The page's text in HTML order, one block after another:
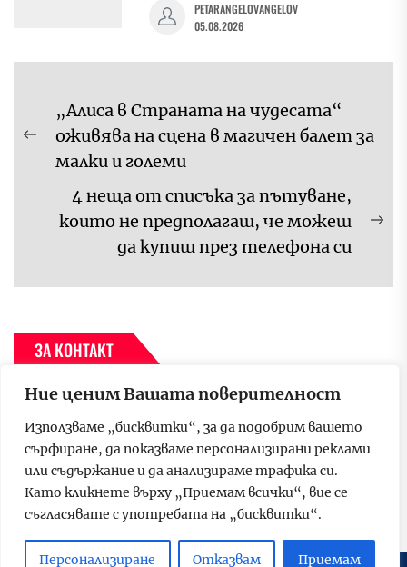
Ние ценим Вашата поверителност
Използваме „бисквитки“, за да подобрим вашето
сърфиране, да показваме персонализирани реклами
или съдържание и да анализираме трафика си.
Като кликнете върху „Приемам всички“, вие се
съгласявате с употребата на „бисквитки“.
Персонализиране Отказвам Приемам
PETARANGELOVANGELOV
05.08.2026
Навигация
Previous
post:
„Алиса в Страната на чудесата“
оживява на сцена в магичен балет за
малки и големи
4 неща от списъка за пътуване,
които не предполагаш, че можеш
да купиш през телефона си
ЗА КОНТАКТ
За да се свържете с нас, моля пишете на имейл адрес –
МВА ПРОГРАМИ
UP↑